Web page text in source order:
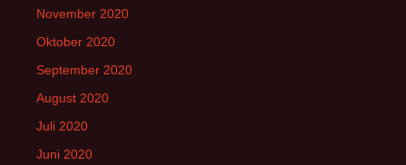
November 2020
Oktober 2020
September 2020
August 2020
Juli 2020
Juni 2020